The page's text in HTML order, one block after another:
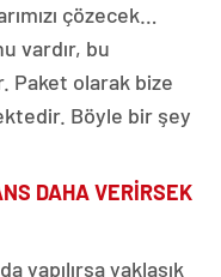
çözecek…
vardır, bu
Paket olarak bize
Böyle bir şey
DAHA VERİRSEK
yapılırsa yaklaşık